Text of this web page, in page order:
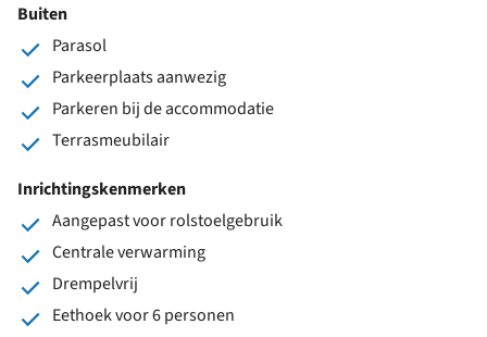
Buiten
Parasol
Parkeerplaats aanwezig
Parkeren bij de accommodatie
Terrasmeubilair
Inrichtingskenmerken
Aangepast voor rolstoelgebruik
Centrale verwarming
Drempelvrij
Eethoek voor 6 personen